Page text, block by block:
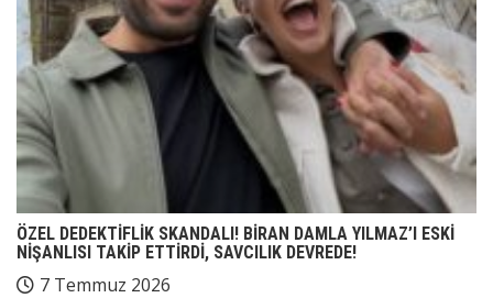
ÖZEL DEDEKTİFLİK SKANDALI! BİRAN DAMLA YILMAZ’I ESKİ
NİŞANLISI TAKİP ETTİRDİ, SAVCILIK DEVREDE!
7 Temmuz 2026